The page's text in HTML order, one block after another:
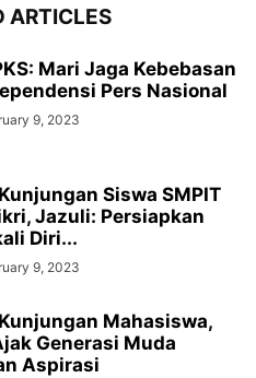
ARTICLES
Mari Jaga Kebebasan
Pers Nasional
9, 2023
Siswa SMPIT
Jazuli: Persiapkan
Diri...
9, 2023
Mahasiswa,
Generasi Muda
Aspirasi